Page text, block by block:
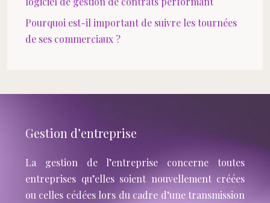
Pourquoi est-il important de suivre les tournées
de ses commerciaux ?
Gestion d’entreprise
La gestion de l’entreprise concerne toutes
entreprises qu’elles soient nouvellement créées
ou celles cédées lors du cadre d’une transmission